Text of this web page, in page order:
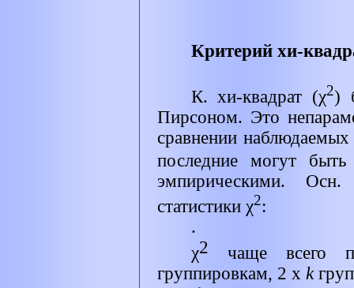
Критерий хи-
К. хи-квадрат (χ2)
Пирсоном. Это
сравнении
последние могут
эмпирическими.
статистики χ2:
.
χ2 чаще всего
группировкам, 2 х k